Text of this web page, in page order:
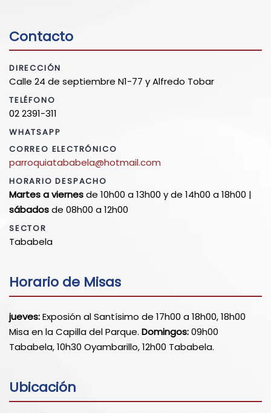
Contacto
DIRECCIÓN
Calle 24 de septiembre N1-77 y Alfredo Tobar
TELÉFONO
02 2391-311
WHATSAPP
CORREO ELECTRÓNICO
parroquiatababela@hotmail.com
HORARIO DESPACHO
Martes a viernesde 10h00 a 13h00 y de 14h00 a 18h00 |
sábadosde 08h00 a 12h00
SECTOR
Tababela
Horario de Misas
jueves:Exposión al Santísimo de 17h00 a 18h00, 18h00
Misa en la Capilla del Parque. Domingos:09h00
Tababela, 10h30 Oyambarillo, 12h00 Tababela.
Ubicación